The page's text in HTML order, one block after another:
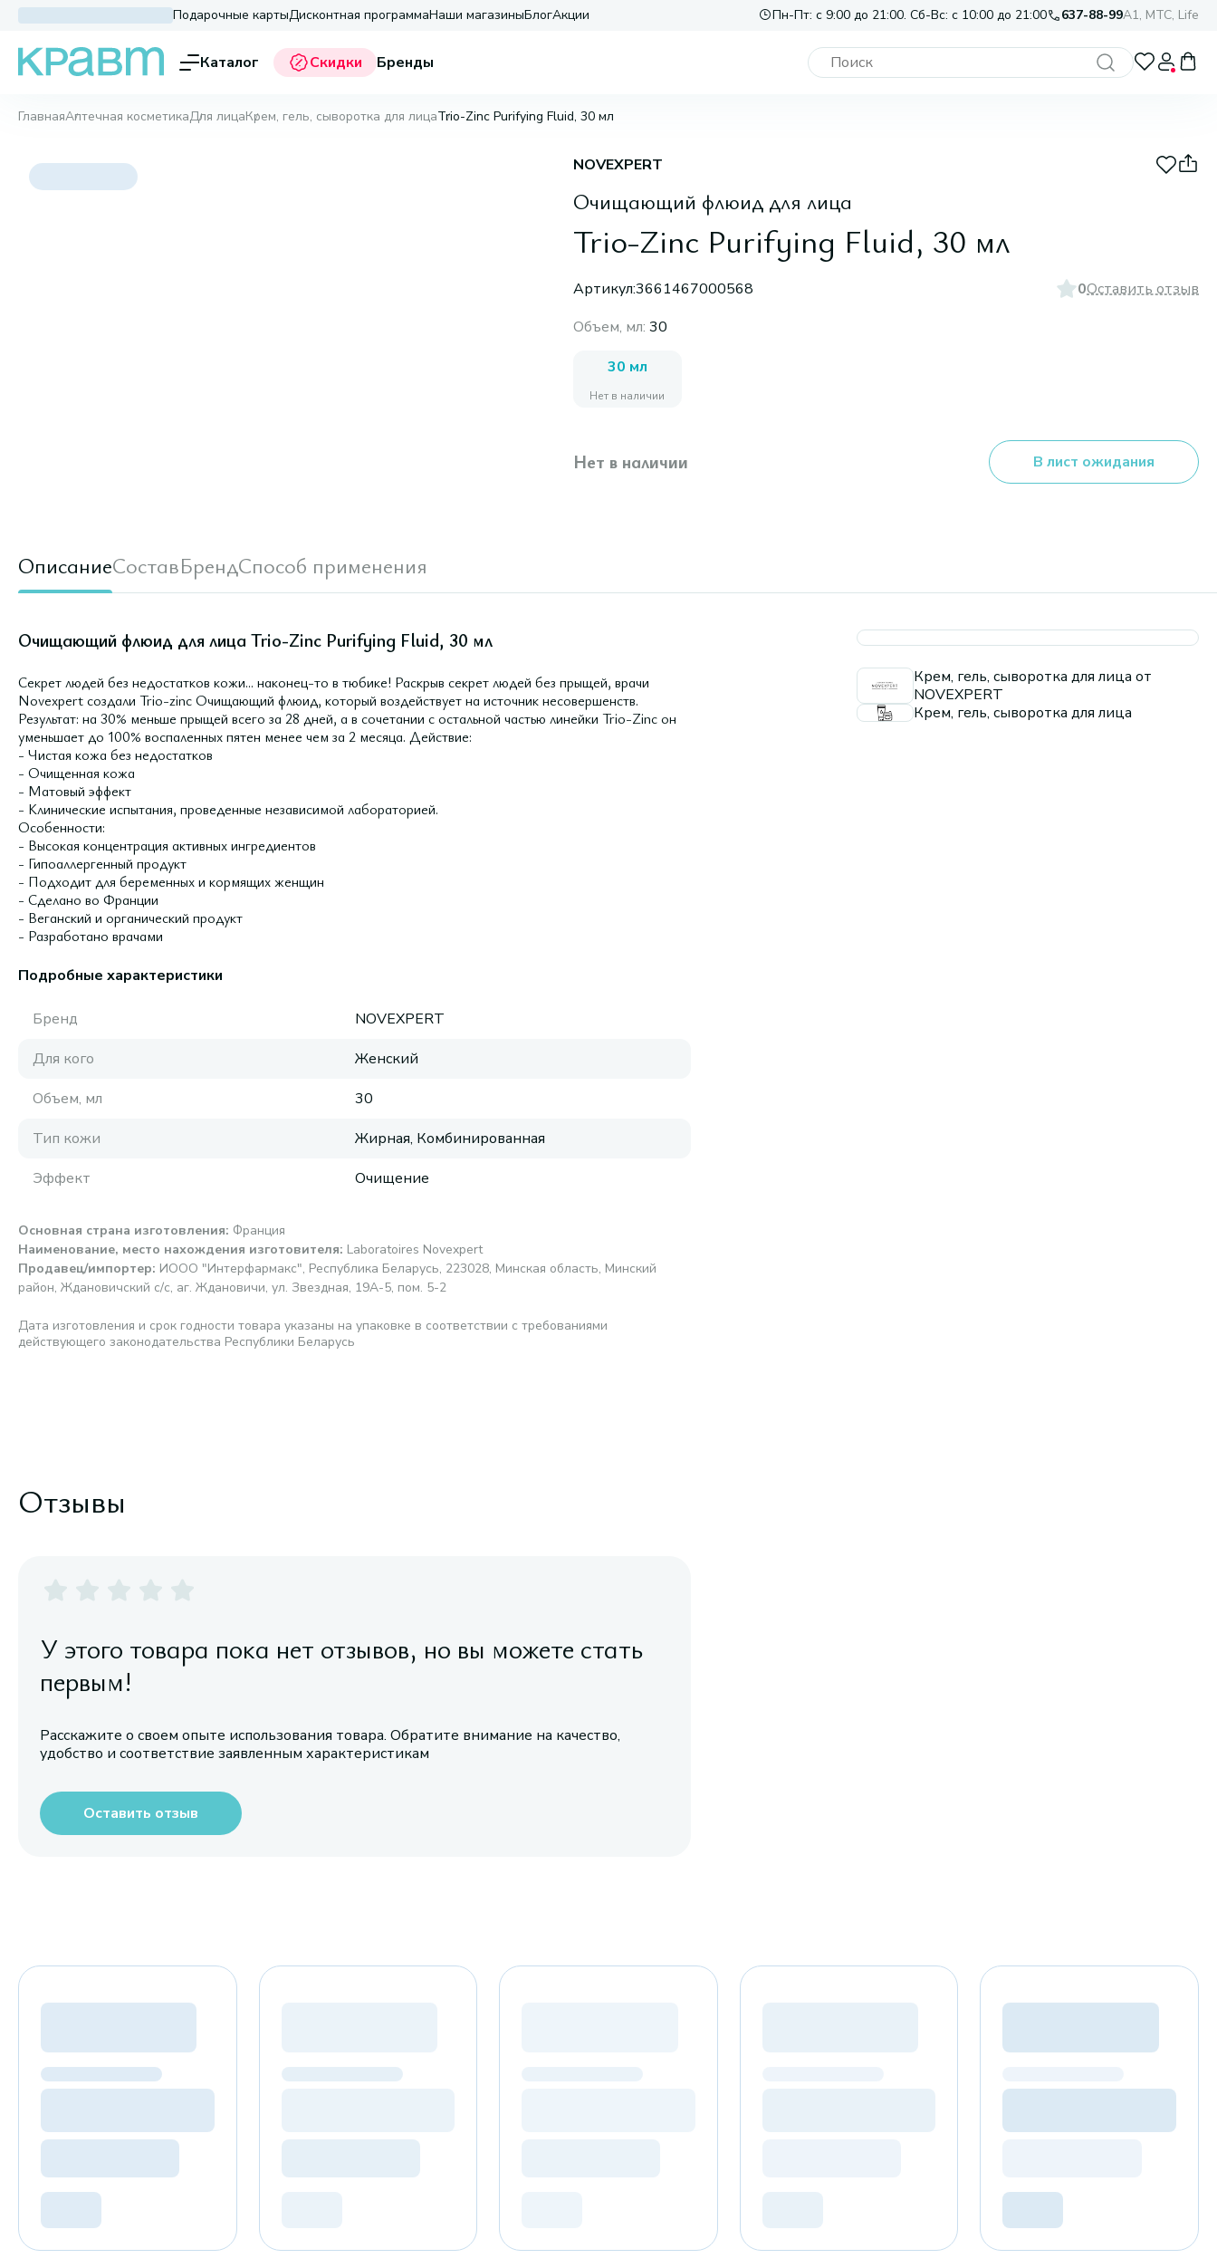
Подарочные картыДисконтная программаНаши магазиныБлогАкции Пн-Пт: с 9:00 до 21:00. Сб-Вс: с 10:00 до 21:00 637-88-99A1, МТС, Life
Каталог Скидки Бренды
ГлавнаяАптечная косметикаДля лицаКрем, гель, сыворотка для лицаTrio-Zinc Purifying Fluid, 30 мл
NOVEXPERT
Очищающий флюид для лица
Trio-Zinc Purifying Fluid, 30 мл
Артикул:3661467000568 0Оставить отзыв
Объем, мл: 30
30 мл
Нет в наличии
Нет в наличии В лист ожидания
ОписаниеСоставБрендСпособ применения
Очищающий флюид для лица Trio-Zinc Purifying Fluid, 30 мл
Секрет людей без недостатков кожи... наконец-то в тюбике! Раскрыв секрет людей без прыщей, врачи
Novexpert создали Trio-zinc Очищающий флюид, который воздействует на источник несовершенств.
Результат: на 30% меньше прыщей всего за 28 дней, а в сочетании с остальной частью линейки Trio-Zinc он
уменьшает до 100% воспаленных пятен менее чем за 2 месяца. Действие:
- Чистая кожа без недостатков
- Очищенная кожа
- Матовый эффект
- Клинические испытания, проведенные независимой лабораторией.
Особенности:
- Высокая концентрация активных ингредиентов
- Гипоаллергенный продукт
- Подходит для беременных и кормящих женщин
- Сделано во Франции
- Веганский и органический продукт
- Разработано врачами
Подробные характеристики
Бренд
NOVEXPERT
Для кого
Женский
Объем, мл
30
Тип кожи
Жирная, Комбинированная
Эффект
Очищение
Основная страна изготовления: Франция
Наименование, место нахождения изготовителя: Laboratoires Novexpert
Продавец/импортер: ИООО "Интерфармакс", Республика Беларусь, 223028, Минская область, Минский
район, Ждановичский с/с, аг. Ждановичи, ул. Звездная, 19А-5, пом. 5-2
Дата изготовления и срок годности товара указаны на упаковке в соответствии с требованиями
действующего законодательства Республики Беларусь
Крем, гель, сыворотка для лица от
NOVEXPERT
Крем, гель, сыворотка для лица
Отзывы
У этого товара пока нет отзывов, но вы можете стать
первым!
Расскажите о своем опыте использования товара. Обратите внимание на качество,
удобство и соответствие заявленным характеристикам
Оставить отзыв